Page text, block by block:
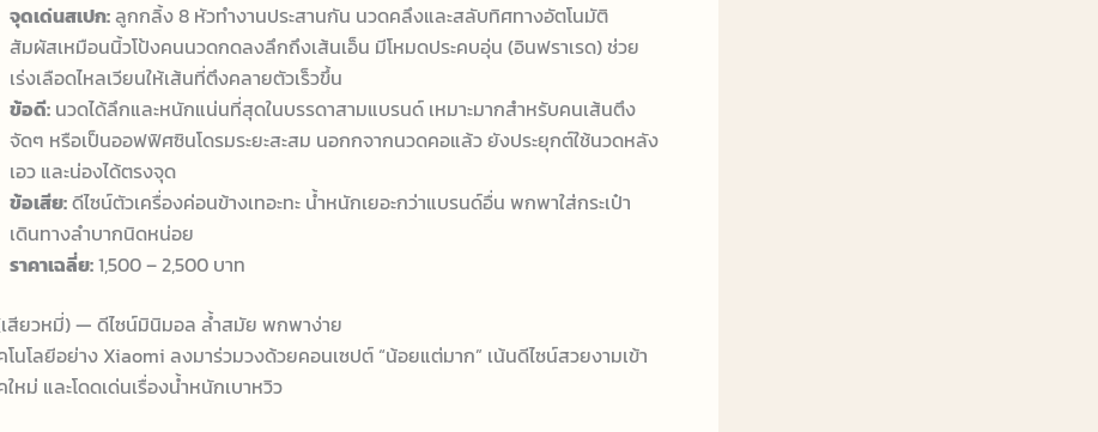
จุดเด่นสเปก:ลูกกลิ้ง 8 หัวทำงานประสานกัน นวดคลึงและสลับทิศทางอัตโนมัติ
สัมผัสเหมือนนิ้วโป้งคนนวดกดลงลึกถึงเส้นเอ็น มีโหมดประคบอุ่น (อินฟราเรด) ช่วย
เร่งเลือดไหลเวียนให้เส้นที่ตึงคลายตัวเร็วขึ้น
ข้อดี: นวดได้ลึกและหนักแน่นที่สุดในบรรดาสามแบรนด์ เหมาะมากสำหรับคนเส้นตึง
จัดๆ หรือเป็นออฟฟิศซินโดรมระยะสะสม นอกกจากนวดคอแล้ว ยังประยุกต์ใช้นวดหลัง
เอว และน่องได้ตรงจุด
ข้อเสีย:ดีไซน์ตัวเครื่องค่อนข้างเทอะทะ น้ำหนักเยอะกว่าแบรนด์อื่น พกพาใส่กระเป๋า
เดินทางลำบากนิดหน่อย
ราคาเฉลี่ย:1,500 – 2,500 บาท
สียวหมี่) — ดีไซน์มินิมอล ล้ำสมัย พกพาง่าย
โนโลยีอย่าง Xiaomi ลงมาร่วมวงด้วยคอนเซปต์ “น้อยแต่มาก” เน้นดีไซน์สวยงามเข้า
หม่ และโดดเด่นเรื่องน้ำหนักเบาหวิว